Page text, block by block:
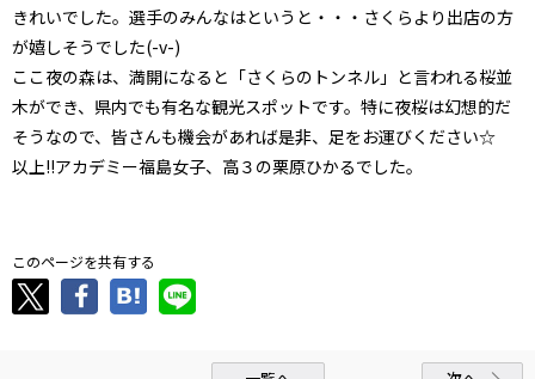
きれいでした。選手のみんなはというと・・・さくらより出店の方
が嬉しそうでした(-v-)
ここ夜の森は、満開になると「さくらのトンネル」と言われる桜並
木ができ、県内でも有名な観光スポットです。特に夜桜は幻想的だ
そうなので、皆さんも機会があれば是非、足をお運びください☆
以上!!アカデミー福島女子、高３の栗原ひかるでした。
このページを共有する